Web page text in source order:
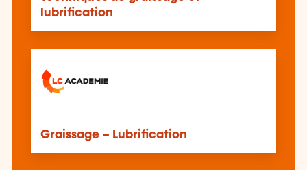
lubrification
Graissage – Lubrification